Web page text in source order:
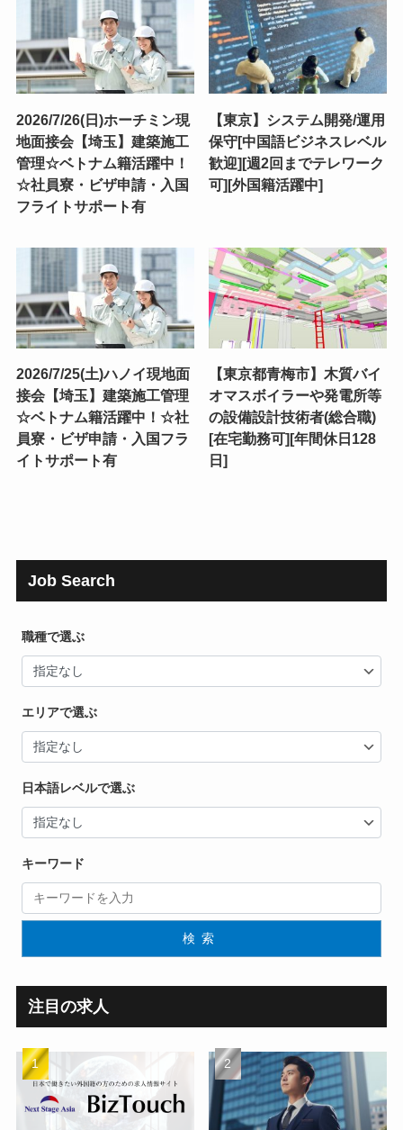
2026/7/26(日)ホーチミン現
地面接会【埼玉】建築施工
管理☆ベトナム籍活躍中！
☆社員寮・ビザ申請・入国
フライトサポート有
【東京】システム開発/運用
保守[中国語ビジネスレベル
歓迎][週2回までテレワーク
可][外国籍活躍中]
2026/7/25(土)ハノイ現地面
接会【埼玉】建築施工管理
☆ベトナム籍活躍中！☆社
員寮・ビザ申請・入国フラ
イトサポート有
【東京都青梅市】木質バイ
オマスボイラーや発電所等
の設備設計技術者(総合職)
[在宅勤務可][年間休日128
日]
Job Search
職種で選ぶ
エリアで選ぶ
日本語レベルで選ぶ
キーワード
検索
注目の求人